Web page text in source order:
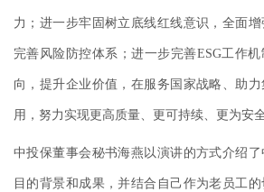
力；进一步牢固树立底线红线意识，全面增
完善风险防控体系；进一步完善ESG工作
向，提升企业价值，在服务国家战略、助
用，努力实现更高质量、更可持续、更为安
中投保董事会秘书海燕以演讲的方式介绍
目的背景和成果，并结合自己作为老员工